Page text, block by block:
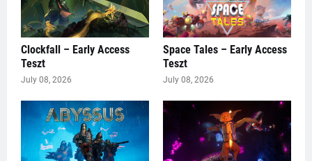
Clockfall – Early Access
Teszt
July 08, 2026
Space Tales – Early Access
Teszt
July 08, 2026